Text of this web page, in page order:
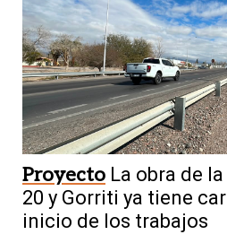
Proyecto La obra de
20 y Gorriti ya tiene
inicio de los trabajos